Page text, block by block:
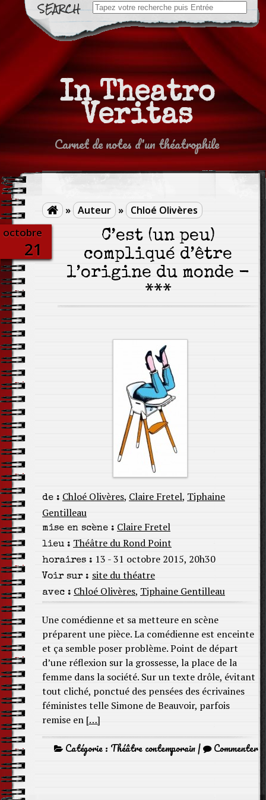
Search
for:
In Theatro
Veritas
Carnet de notes d'un théatrophile
 » Auteur » Chloé Olivères
octobre
21
C’est (un peu)
compliqué d’être
l’origine du monde -
***
de : Chloé Olivères, Claire Fretel, Tiphaine
Gentilleau
mise en scène : Claire Fretel
lieu : Théâtre du Rond Point
horaires : 13 - 31 octobre 2015, 20h30
Voir sur : site du théatre
avec : Chloé Olivères, Tiphaine Gentilleau
Une comédienne et sa metteure en scène
préparent une pièce. La comédienne est enceinte
et ça semble poser problème. Point de départ
d’une réflexion sur la grossesse, la place de la
femme dans la société. Sur un texte drôle, évitant
tout cliché, ponctué des pensées des écrivaines
féministes telle Simone de Beauvoir, parfois
remise en […]
Catégorie : Théâtre contemporain| Commenter